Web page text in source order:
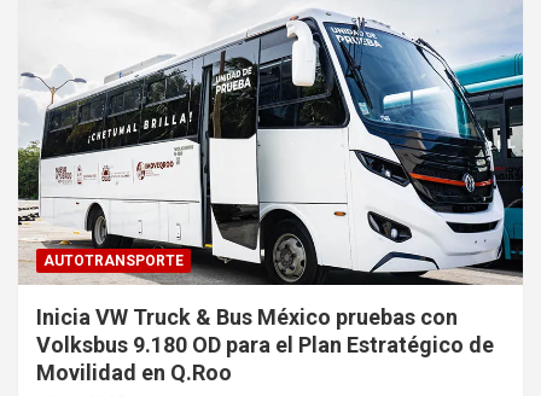
AUTOTRANSPORTE
Inicia VW Truck & Bus México pruebas con
Volksbus 9.180 OD para el Plan Estratégico de
Movilidad en Q.Roo